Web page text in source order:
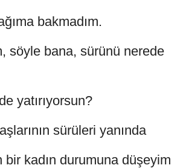
bakmadım.
söyle bana, sürünü nerede
yatırıyorsun?
sürüleri yanında
bir kadın durumuna düşeyim